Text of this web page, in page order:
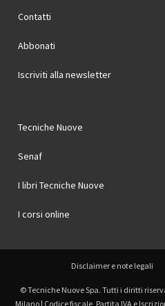
Contatti
Abbonati
Iscriviti alla newsletter
Tecniche Nuove
Senaf
I libri Tecniche Nuove
I corsi online
Disclaimer e note legali
© Tecniche Nuove Spa. Tutti i diritti
Milano | Codice fiscale, Partita IVA e